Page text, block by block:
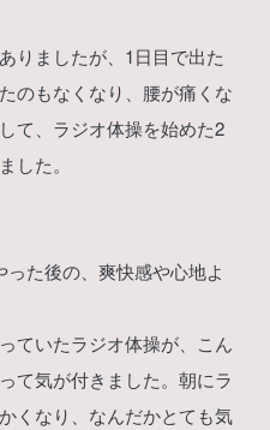
りましたが、1日目で出た
のもなくなり、腰が痛くな
て、ラジオ体操を始めた2
した。
た後の、爽快感や心地よ
ていたラジオ体操が、こん
て気が付きました。朝にラ
くなり、なんだかとても気